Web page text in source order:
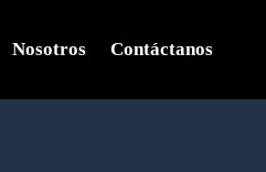
Nosotros Contáctanos